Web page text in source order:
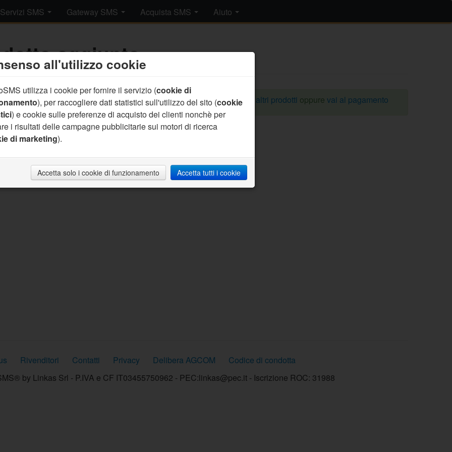
Servizi SMS Gateway SMS Acquista SMS Aiuto
all'utilizzo cookie
utilizza i cookie per fornire il servizio (cookie di
), per raccogliere dati statistici sull'utilizzo del sito (cookie
) e cookie sulle preferenze di acquisto dei clienti nonchè per
i risultati delle campagne pubblicitarie sui motori di ricerca
di marketing).
Accetta solo i cookie di funzionamento Accetta tutti i cookie
aggiunto.
aggiunto un prodotto al tuo carrello.clicca qui per comprare altri prodotti oppure vai al pagamento
Rivenditori Contatti Privacy Delibera AGCOM
Codice di condotta
by Linkas Srl - P.IVA e CF IT03455750962 - PEC:linkas@pec.it - Iscrizione ROC: 31988